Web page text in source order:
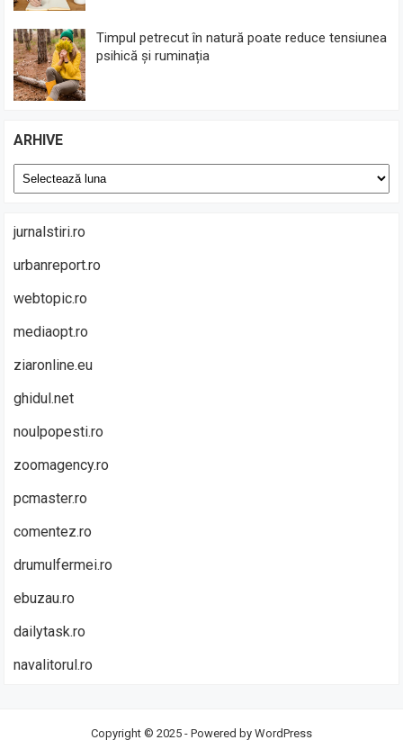
Timpul petrecut în natură poate reduce tensiunea
psihică și ruminația
ARHIVE
Arhive
jurnalstiri.ro
urbanreport.ro
webtopic.ro
mediaopt.ro
ziaronline.eu
ghidul.net
noulpopesti.ro
zoomagency.ro
pcmaster.ro
comentez.ro
drumulfermei.ro
ebuzau.ro
dailytask.ro
navalitorul.ro
Copyright © 2025 - Powered by WordPress